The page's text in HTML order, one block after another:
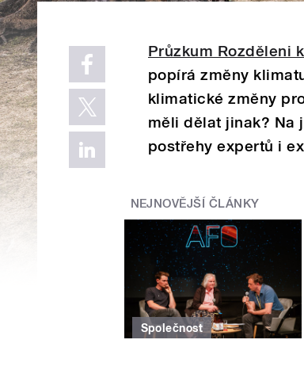
Průzkum Rozděleni
popírá změny
klimatické změny
měli dělat jinak? Na
postřehy expertů i
NEJNOVĚJŠÍ ČLÁNKY
Společnost